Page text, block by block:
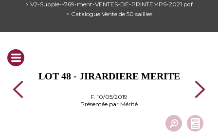
> V2-Supple--769-ment-VENTES-DE-PRINTEMPS-2021.pdf
> Catalogue Vente de 50 saillies
LOT 48 - JIRARDIERE MERITE
F. 10/05/2019
Présentée par Mérité